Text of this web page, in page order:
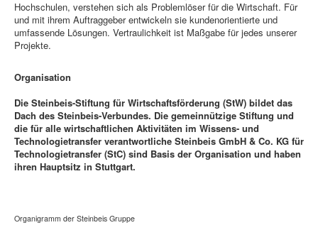
Hochschulen, verstehen sich als Problemlöser für die Wirtschaft. Für
und mit ihrem Auftraggeber entwickeln sie kundenorientierte und
umfassende Lösungen. Vertraulichkeit ist Maßgabe für jedes unserer
Projekte.
Organisation
Die Steinbeis-Stiftung für Wirtschaftsförderung (StW) bildet das
Dach des Steinbeis-Verbundes. Die gemeinnützige Stiftung und
die für alle wirtschaftlichen Aktivitäten im Wissens- und
Technologietransfer verantwortliche Steinbeis GmbH & Co. KG für
Technologietransfer (StC) sind Basis der Organisation und haben
ihren Hauptsitz in Stuttgart.
Organigramm der Steinbeis Gruppe